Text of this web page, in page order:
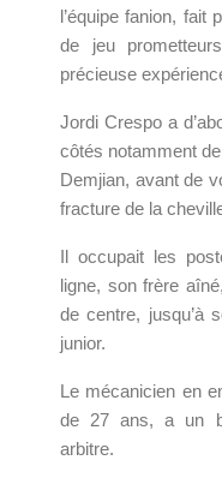
l’équipe fanion, fait
de jeu
précieuse
Jordi Crespo a
côtés notamment
Demjian, avant de
fracture de la
Il occupait les
ligne, son frère
de centre, jusqu’à
junior.
Le mécanicien en
de 27 ans, a un
arbitre.